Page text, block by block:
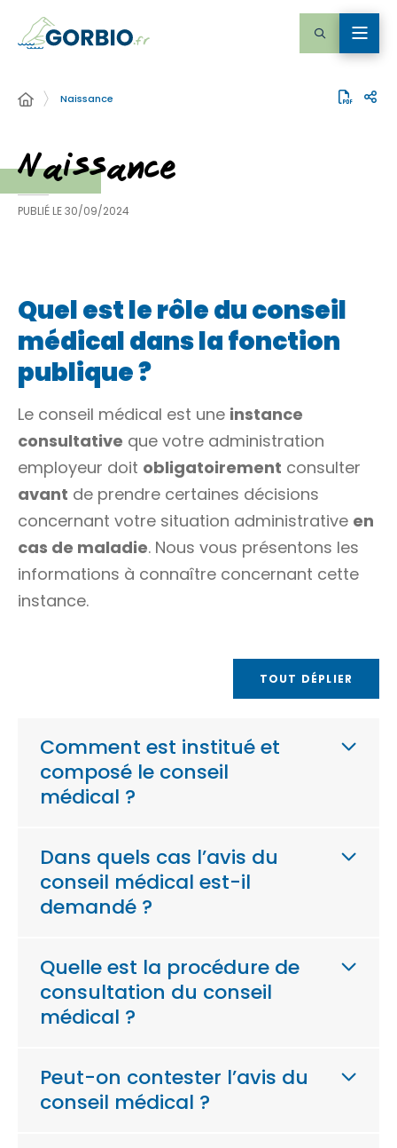
Naissance
Naissance
PUBLIÉ LE30/09/2024
Quel est le rôle du conseil
médical dans la fonction
publique ?
Le conseil médical est une instance
consultative que votre administration
employeur doit obligatoirement consulter
avant de prendre certaines décisions
concernant votre situation administrative en
cas de maladie. Nous vous présentons les
informations à connaître concernant cette
instance.
TOUT DÉPLIER
Comment est institué et
composé le conseil
médical ?
Dans quels cas l’avis du
conseil médical est-il
demandé ?
Quelle est la procédure de
consultation du conseil
médical ?
Peut-on contester l’avis du
conseil médical ?